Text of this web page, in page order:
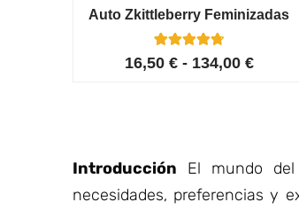
Auto Zkittleberry Feminizadas
Valorado con
4.80
5
16,50 € - 134,00 €
Introducción El mundo
necesidades, preferencias y